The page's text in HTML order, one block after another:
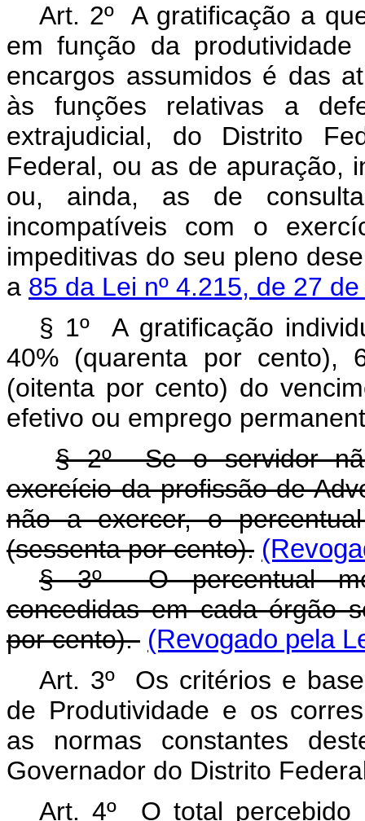
Art. 2º A gratificação a
em função da
encargos assumidos é das
às funções relativas a
extrajudicial, do Distrito
Federal, ou as de apuração,
ou, ainda, as de
incompatíveis com o
impeditivas do seu pleno
a 85 da Lei nº 4.215, de 27
§ 1º A gratificação
40% (quarenta por cento),
(oitenta por cento) do
efetivo ou emprego
§ 2º Se o servidor
exercício da profissão de
não a exercer, o
(sessenta por cento).
§ 3º O percentual
concedidas em cada órgão
por cento). (Revogado pela
Art. 3º Os critérios e
de Produtividade e os
as normas constantes
Governador do Distrito
Art. 4º O total percebido